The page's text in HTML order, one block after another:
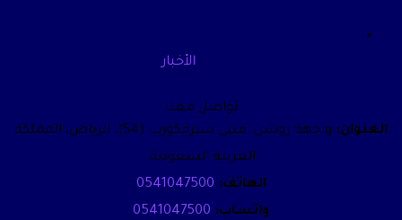
الأخبار
تواصل معنا
العنوان:
واجهة روشن، مبنى سيرفكورب (S4)، الرياض، المملكة
العربية السعودية.
الهاتف: 0541047500
واتساب: 0541047500